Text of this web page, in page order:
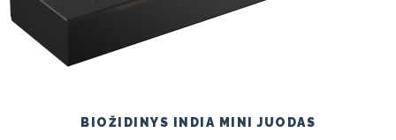
BIOŽIDINYS INDIA MINI JUODAS